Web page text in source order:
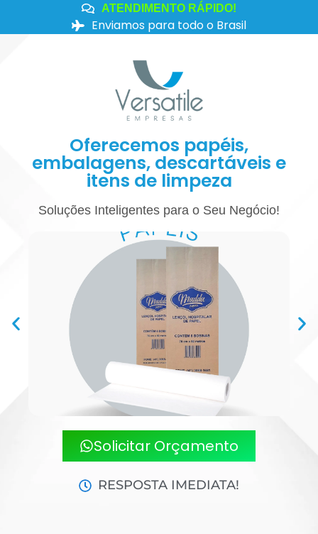
ATENDIMENTO RÁPIDO!
Enviamos para todo o Brasil
Oferecemos papéis,
embalagens, descartáveis e
itens de limpeza
Soluções Inteligentes para o Seu Negócio!
Solicitar Orçamento
RESPOSTA IMEDIATA!